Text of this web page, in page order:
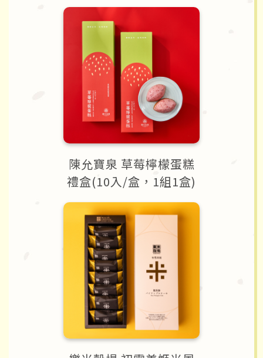
陳允寶泉 草莓檸檬蛋糕
禮盒(10入/盒，1組1盒)